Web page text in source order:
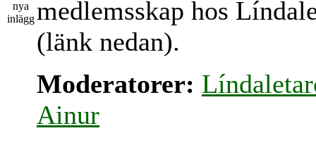
medlemsskap hos
(länk nedan).
Moderatorer:
Ainur